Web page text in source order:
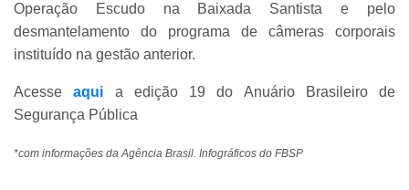
Operação Escudo na Baixada Santista e pelo
desmantelamento do programa de câmeras corporais
instituído na gestão anterior.
Acesseaqui a edição 19 do Anuário Brasileiro de
Segurança Pública
*com informações da Agência Brasil. Infográficos do FBSP